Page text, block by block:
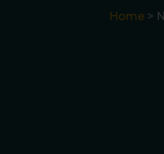
Home >